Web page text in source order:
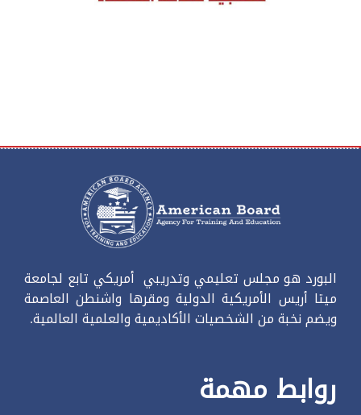
البورد هو مجلس تعليمي وتدريبي أمريكي تابع لجامعة
ميتا أريس الأمريكية الدولية ومقرها واشنطن العاصمة
ويضم نخبة من الشخصيات الأكاديمية والعلمية العالمية.
روابط مهمة